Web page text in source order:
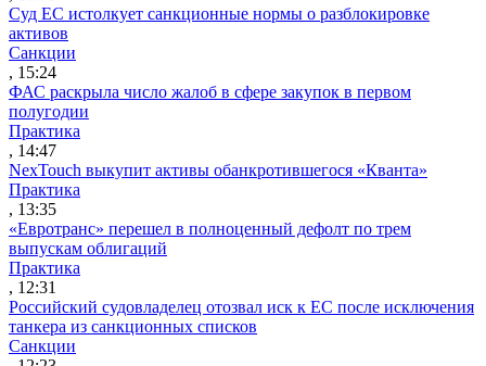
Суд ЕС истолкует санкционные нормы о разблокировке
активов
Санкции
, 15:24
ФАС раскрыла число жалоб в сфере закупок в первом
полугодии
Практика
, 14:47
NexTouch выкупит активы обанкротившегося «Кванта»
Практика
, 13:35
«Евротранс» перешел в полноценный дефолт по трем
выпускам облигаций
Практика
, 12:31
Российский судовладелец отозвал иск к ЕС после исключения
танкера из санкционных списков
Санкции